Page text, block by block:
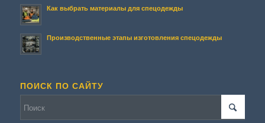
Как выбрать материалы для спецодежды
Производственные этапы изготовления спецодежды
ПОИСК ПО САЙТУ